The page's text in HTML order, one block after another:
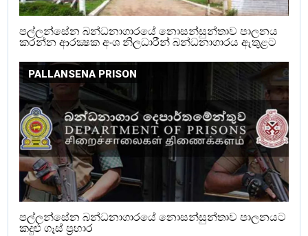
පල්ලන්සේන බන්ධනාගාරයේ නොසන්සුන්තාව පාලනය
කරන්න ආරක්‍ෂක අංශ නිලධාරීන් බන්ධනාගාරය ඇතුළට
PALLANSENA PRISON
පල්ලන්සේන බන්ධනාගාරයේ නොසන්සුන්තාව පාලනයට
කදුළු ගෑස් ප්‍රහාර